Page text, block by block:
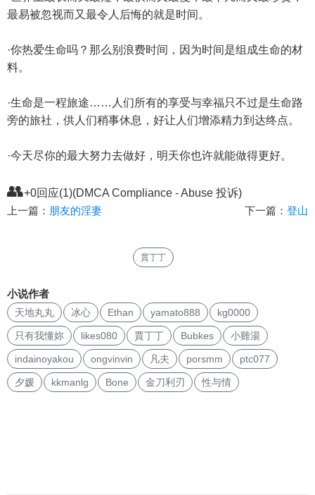
最易被忽视而又最令人后悔的就是时间。
·你热爱生命吗？那么别浪费时间，因为时间是组成生命的材
料。
·生命是一程旅途……人们所有的享受与幸福只不过是生命路
旁的旅社，供人们稍事休息，好让人们增添精力到达终点。
·今天尽你的最大努力去做好，明天你也许就能做得更好。
👥+0回应(1)(DMCA Compliance - Abuse 投诉)
上一篇： 朋友的淫妻 下一篇： 登山
賈丁丁
小说作者
天地丸丸 冰心 Ethan yamato888 kg0000
只有我懂妳 likes080 賈丁丁 Bubkes 小雞湯
indainoyakou ongvinvin 凡夫 porsmm ptc077
夕媛 kkmanlg Bone 金刀利刃 性与情